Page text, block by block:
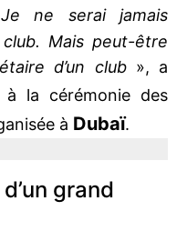
ne serai jamais
Mais peut-être
d’un club », a
à la cérémonie des
à Dubaï.
grand